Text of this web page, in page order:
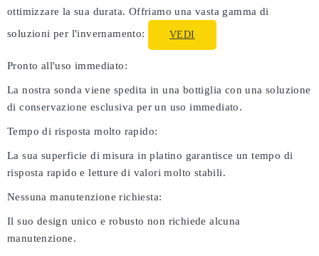
ottimizzare la sua durata. Offriamo una vasta gamma di
soluzioni per l'invernamento:
VEDI
Pronto all'uso immediato:
La nostra sonda viene spedita in una bottiglia con una soluzione
di conservazione esclusiva per un uso immediato.
Tempo di risposta molto rapido:
La sua superficie di misura in platino garantisce un tempo di
risposta rapido e letture di valori molto stabili.
Nessuna manutenzione richiesta:
Il suo design unico e robusto non richiede alcuna
manutenzione.